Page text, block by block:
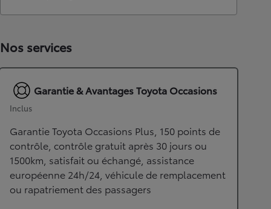
Nos services
Garantie & Avantages Toyota Occasions
Inclus
Garantie Toyota Occasions Plus, 150 points de
contrôle, contrôle gratuit après 30 jours ou
1500km, satisfait ou échangé, assistance
européenne 24h/24, véhicule de remplacement
ou rapatriement des passagers